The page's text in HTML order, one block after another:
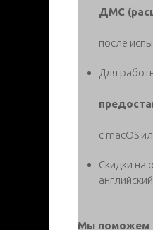
ДМС
после
Для
с macOS
Скидки на
Мы поможем